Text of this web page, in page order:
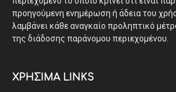
προηγούμενη ενημέρωση ή άδεια του
λαμβάνει κάθε αναγκαίο προληπτικό
της διάδοσης παράνομου περιεχομένου.
ΧΡΗΣΙΜΑ LINKS